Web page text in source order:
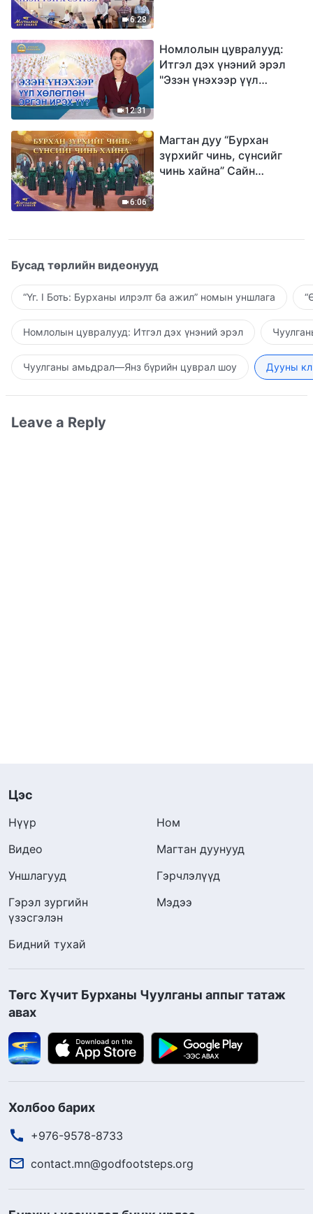
6:28
12:31
Номлолын цувралууд:
Итгэл дэх үнэний эрэл
"Эзэн үнэхээр үүл
6:06
Магтан дуу “Бурхан
зүрхийг чинь, сүнсийг
чинь хайна” Сайн
Бусад төрлийн видеонууд
“Үг. I Боть: Бурханы илрэлт ба ажил” номын уншлага
Номлолын цувралууд: Итгэл дэх үнэний эрэл
Чуулганы амьдрал—Янз бүрийн цуврал шоу Дууны
Leave a Reply
Цэс
Нүүр
Ном
Видео
Магтан дуунууд
Уншлагууд
Гэрчлэлүүд
Гэрэл зургийн
үзэсгэлэн
Мэдээ
Бидний тухай
Төгс Хүчит Бурханы Чуулганы аппыг татаж
авах
Холбоо барих
+976-9578-8733
contact.mn@godfootsteps.org